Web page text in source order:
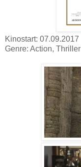
Kinostart: 07.09.2017
Genre: Action, Thriller